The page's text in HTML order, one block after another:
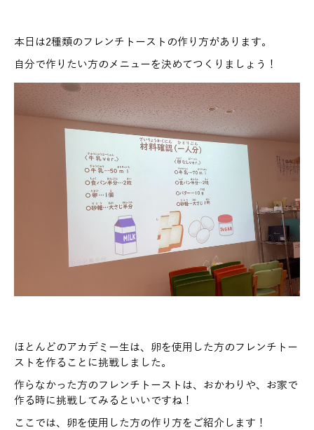
本日は2種類のフレンチトーストの作り方があります。
自分で作りたい方のメニューを決めてつくりましょう！
ほとんどのアカデミー生は、卵を使用した方のフレンチトー
ストを作ることに挑戦しました。
作らなかった方のフレンチトーストは、おかわりや、お家で
作る時に挑戦してみるといいですね！
ここでは、卵を使用した方の作り方をご紹介します！